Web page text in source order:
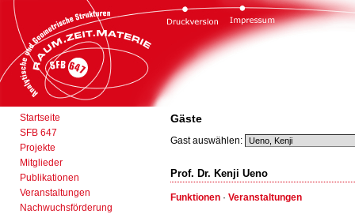
Startseite
SFB 647
Projekte
Mitglieder
Publikationen
Veranstaltungen
Nachwuchsförderung
Gäste
Gast auswählen:
Prof. Dr. Kenji Ueno
Funktionen · Veranstaltungen